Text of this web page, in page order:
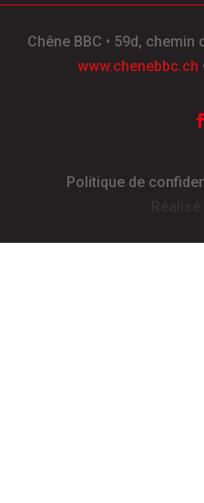
Chêne BBC • 59d, chemin
www.chenebbc.ch
Politique de